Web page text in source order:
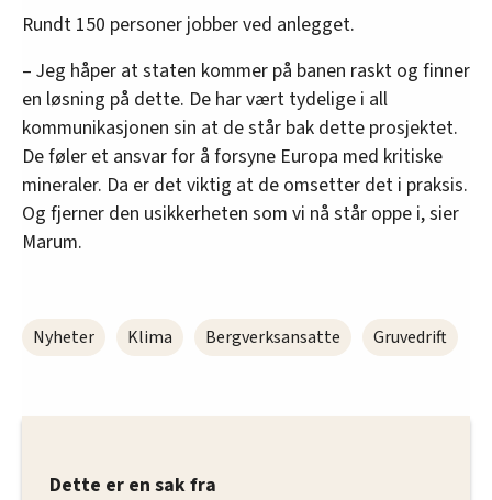
Rundt 150 personer jobber ved anlegget.
– Jeg håper at staten kommer på banen raskt og finner
en løsning på dette. De har vært tydelige i all
kommunikasjonen sin at de står bak dette prosjektet.
De føler et ansvar for å forsyne Europa med kritiske
mineraler. Da er det viktig at de omsetter det i praksis.
Og fjerner den usikkerheten som vi nå står oppe i, sier
Marum.
Nyheter Klima Bergverksansatte Gruvedrift
Dette er en sak fra